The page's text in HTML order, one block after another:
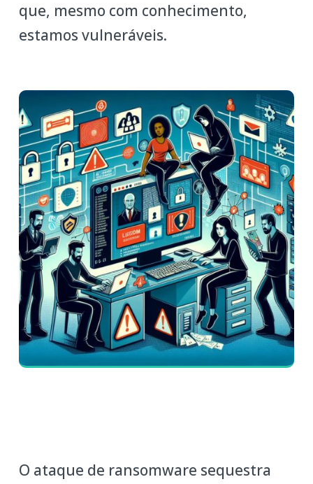
que, mesmo com conhecimento,
estamos vulneráveis.
O ataque de ransomware sequestra